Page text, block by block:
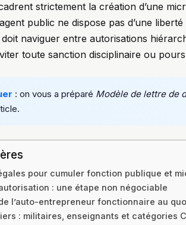
strictement la création d’une
public ne dispose pas d’une
naviguer entre autorisations
toute sanction disciplinaire ou
: on vous a préparé Modèle de lettre de
pour cumuler fonction publique et
: une étape non négociable
l’auto-entrepreneur fonctionnaire au
: militaires, enseignants et catégories C